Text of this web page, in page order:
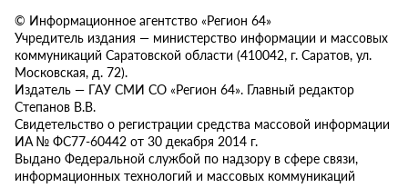
© Информационное агентство «Регион 64»
Учредитель издания — министерство информации и массовых
коммуникаций Саратовской области (410042, г. Саратов, ул.
Московская, д. 72).
Издатель — ГАУ СМИ СО «Регион 64». Главный редактор
Степанов В.В.
Свидетельство о регистрации средства массовой информации
ИА № ФС77-60442 от 30 декабря 2014 г.
Выдано Федеральной службой по надзору в сфере связи,
информационных технологий и массовых коммуникаций